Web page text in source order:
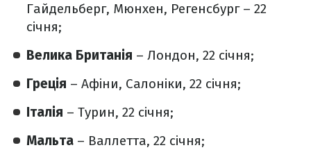
Гайдельберг, Мюнхен, Регенсбург – 22
січня;
Велика Британія – Лондон, 22 січня;
Греція – Афіни, Салоніки, 22 січня;
Італія – Турин, 22 січня;
Мальта – Валлетта, 22 січня;